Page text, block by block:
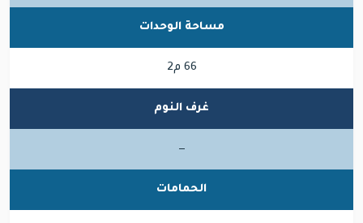
مساحة الوحدات
66 م2
غرف النوم
—
الحمامات